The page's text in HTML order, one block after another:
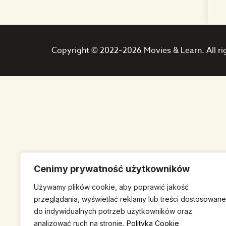
Cenimy prywatność użytkowników
Używamy plików cookie, aby poprawić jakość
przeglądania, wyświetlać reklamy lub treści dostosowane
do indywidualnych potrzeb użytkowników oraz
analizować ruch na stronie. Polityka Cookie
Copyright © 2022–2026 Movies & Learn. All